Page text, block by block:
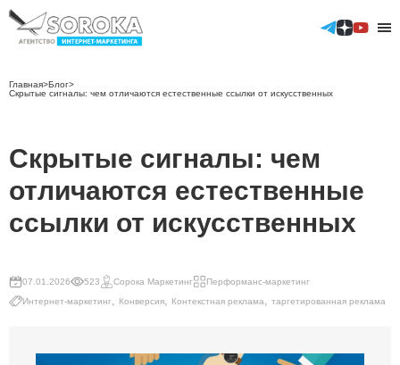
Аудит контекстной рекламы
Телеграм
ТикТок
SEO продвижение
Главная>Блог>
Скрытые сигналы: чем отличаются естественные ссылки от искусственных
Скрытые сигналы: чем
отличаются естественные
ссылки от искусственных
07.01.2026 523 Сорока Маркетинг Перформанс-маркетинг
Интернет-маркетинг, Конверсия, Контекстная реклама, таргетированная реклама